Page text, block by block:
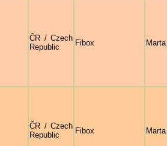
ČR / Czech
Republic
Fibox
ČR / Czech
Republic
Fibox